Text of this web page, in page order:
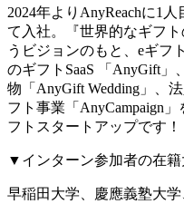
2024年よりAnyReachに1
て入社。『世界的なギフ
うビジョンのもと、eギフ
のギフトSaaS 「AnyGift
物「AnyGift Wedding」、
フト事業「AnyCampaign
フトスタートアップです！
▼インターン参加者の在籍
早稲田大学、慶應義塾大